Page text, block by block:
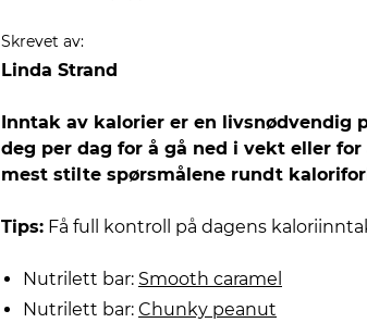
Skrevet av:
Linda Strand
Inntak av kalorier er en livsnødvendig
deg per dag for å gå ned i vekt eller
mest stilte spørsmålene rundt
Tips: Få full kontroll på dagens
Nutrilett bar: Smooth caramel
Nutrilett bar: Chunky peanut